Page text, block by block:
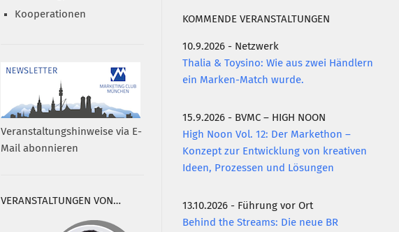
KOMMENDE VERANSTALTUNGEN
10.9.2026 - Netzwerk
Thalia & Toysino: Wie aus zwei Händlern
ein Marken-Match wurde.
15.9.2026 - BVMC – HIGH NOON
High Noon Vol. 12: Der Markethon –
Konzept zur Entwicklung von kreativen
Ideen, Prozessen und Lösungen
13.10.2026 - Führung vor Ort
Behind the Streams: Die neue BR
Kooperationen
Veranstaltungshinweise via E-
Mail abonnieren
VERANSTALTUNGEN VON…